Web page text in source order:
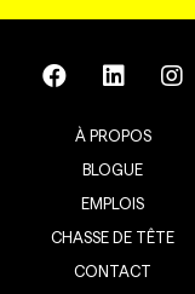
À PROPOS
BLOGUE
EMPLOIS
CHASSE DE TÊTE
CONTACT